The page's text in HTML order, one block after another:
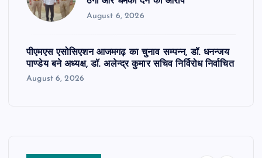
August 6, 2026
पीएमएस एसोसिएशन आजमगढ़ का चुनाव सम्पन्न, डॉ. धनन्जय
पाण्डेय बने अध्यक्ष, डॉ. अलेन्द्र कुमार सचिव निर्विरोध निर्वाचित
August 6, 2026